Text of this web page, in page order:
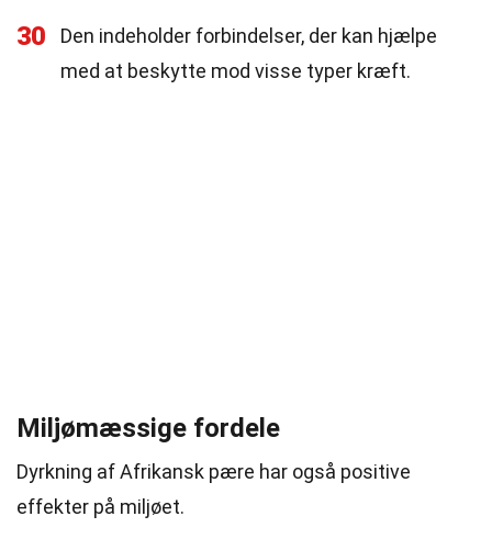
30
Den indeholder forbindelser, der kan hjælpe
med at beskytte mod visse typer kræft.
Miljømæssige fordele
Dyrkning af Afrikansk pære har også positive
effekter på miljøet.